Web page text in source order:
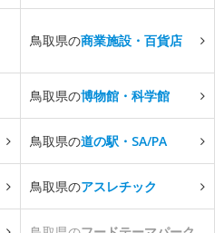
鳥取県の商業施設・百貨店
鳥取県の博物館・科学館
鳥取県の道の駅・SA/PA
鳥取県のアスレチック